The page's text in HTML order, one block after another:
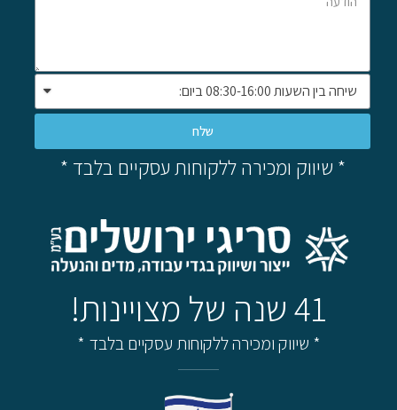
שלח
* שיווק ומכירה ללקוחות עסקיים בלבד *
41 שנה של מצויינות!
* שיווק ומכירה ללקוחות עסקיים בלבד *